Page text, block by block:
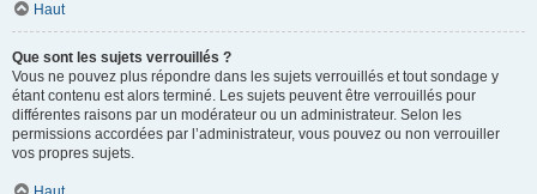
Haut
Que sont les sujets verrouillés ?
Vous ne pouvez plus répondre dans les sujets verrouillés et tout sondage y
étant contenu est alors terminé. Les sujets peuvent être verrouillés pour
différentes raisons par un modérateur ou un administrateur. Selon les
permissions accordées par l’administrateur, vous pouvez ou non verrouiller
vos propres sujets.